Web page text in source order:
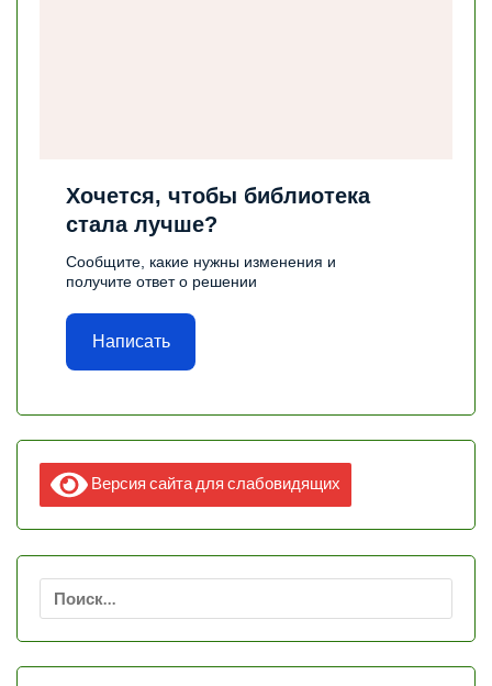
Хочется, чтобы библиотека
стала лучше?
Сообщите, какие нужны изменения и
получите ответ о решении
Написать
Версия сайта для слабовидящих